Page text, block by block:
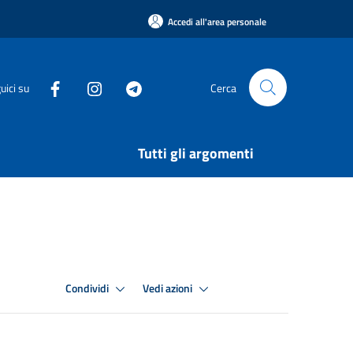
Accedi all'area personale
su Cerca
Tutti gli argomenti
Condividi Vedi azioni